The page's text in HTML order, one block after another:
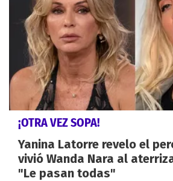
¡OTRA VEZ SOPA!
Yanina Latorre revelo el
vivió Wanda Nara al
"Le pasan todas"